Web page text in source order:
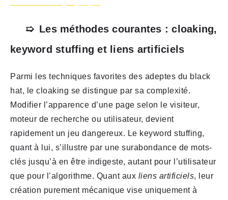
Les méthodes courantes : cloaking,
keyword stuffing et liens artificiels
Parmi les techniques favorites des adeptes du black
hat, le cloaking se distingue par sa complexité.
Modifier l’apparence d’une page selon le visiteur,
moteur de recherche ou utilisateur, devient
rapidement un jeu dangereux. Le keyword stuffing,
quant à lui, s’illustre par une surabondance de mots-
clés jusqu’à en être indigeste, autant pour l’utilisateur
que pour l’algorithme. Quant aux liens artificiels, leur
création purement mécanique vise uniquement à